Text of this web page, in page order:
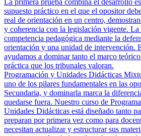
La primera prueba combina el desarrollo
supuesto práctico en el que el opositor
real de orientación en un centro,
y coherencia con la legislación vigente. La
competencia pedagógica mediante la
orientación y una unidad de intervención.
ayudamos a dominar tanto el marco
práctica que los tribunales valoran.
Programación y Unidades Didácticas
uno de los pilares fundamentales en las
Secundaria, y dominarla marca la
quedarse fuera. Nuestro curso de
Unidades Didácticas está diseñado tanto
preparan por primera vez como para
necesitan actualizar y estructurar sus